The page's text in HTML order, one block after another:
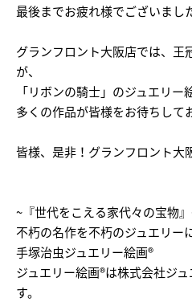
最後までお疲れ様でございまし
グランフロント大阪店では、王
が、
「リボンの騎士」のジュエリー
多くの作品が皆様をお待ちして
皆様、是非！グランフロント大
~『世代をこえる家代々の宝物
不朽の名作を不朽のジュエリー
手塚治虫ジュエリー絵画®
ジュエリー絵画®は株式会社ジ
す。